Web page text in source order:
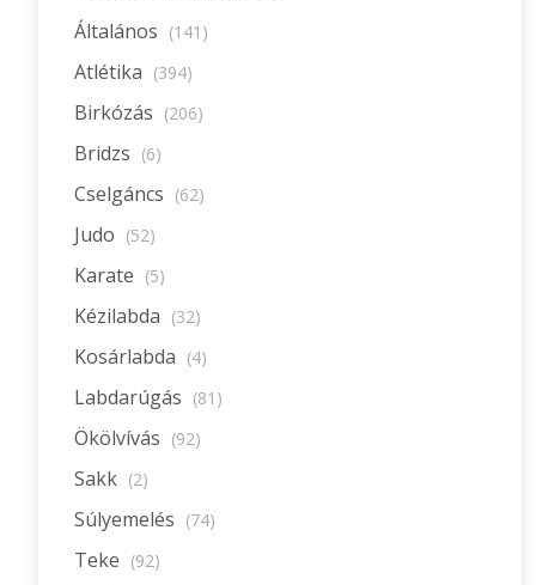
Általános (141)
Atlétika (394)
Birkózás (206)
Bridzs (6)
Cselgáncs (62)
Judo (52)
Karate (5)
Kézilabda (32)
Kosárlabda (4)
Labdarúgás (81)
Ökölvívás (92)
Sakk (2)
Súlyemelés (74)
Teke (92)